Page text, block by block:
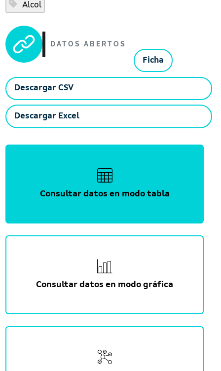
Alcol
DATOS ABERTOS
Ficha
Descargar CSV
Descargar Excel
Consultar datos en modo tabla
Consultar datos en modo gráfica